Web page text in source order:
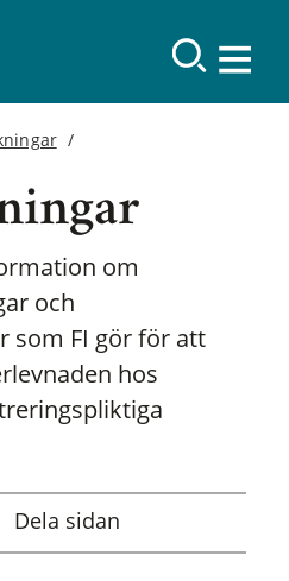
om
och
som FI gör för att
hos
Dela sidan